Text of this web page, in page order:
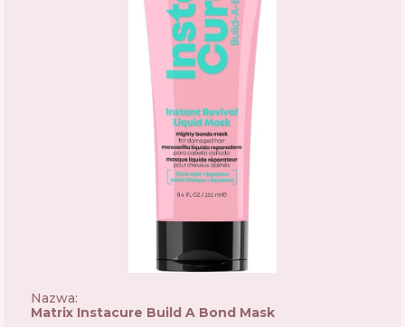
Nazwa:
Matrix Instacure Build A Bond Mask